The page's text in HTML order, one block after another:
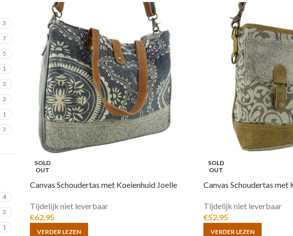
3
7
5
1
3
3
1
7
4
3
1
SOLD
OUT
Canvas Schoudertas met Koeienhuid Joelle
Tijdelijk niet leverbaar
€62,95
VERDER LEZEN
SOLD
OUT
Canvas Schoudertas met
Tijdelijk niet leverbaar
€52,95
VERDER LEZEN